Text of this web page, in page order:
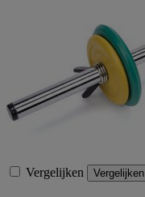
Vergelijken Vergelijken